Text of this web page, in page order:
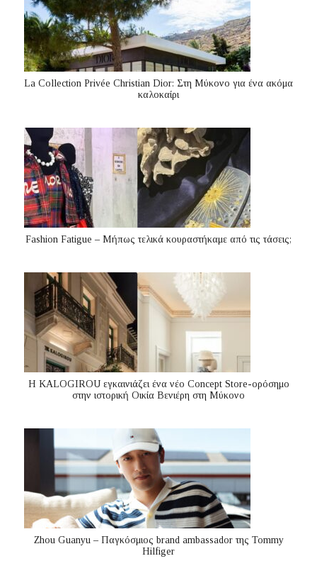
La Collection Privée Christian Dior: Στη Μύκονο για ένα ακόμα
καλοκαίρι
Fashion Fatigue – Μήπως τελικά κουραστήκαμε από τις τάσεις;
Η KALOGIROU εγκαινιάζει ένα νέο Concept Store-ορόσημο
στην ιστορική Οικία Βενιέρη στη Μύκονο
Zhou Guanyu – Παγκόσμιος brand ambassador της Tommy
Hilfiger